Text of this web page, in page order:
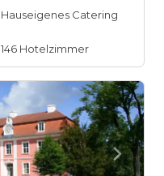
Hauseigenes Catering
146 Hotelzimmer